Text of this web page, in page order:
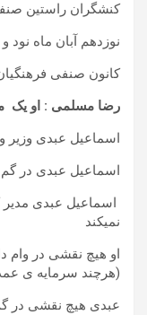
کنشگران راستین
نوزدهم آبان ماه نود و
کانون صنفی
رضا مسلمی : او یک
اسماعیل عبدی وزیر
اسماعیل عبدی در
اسماعیل عبدی مدیر
نمیکند
او هیچ نقشی در وام
(هرچند سرمایه ی
عبدی هیچ نقشی در